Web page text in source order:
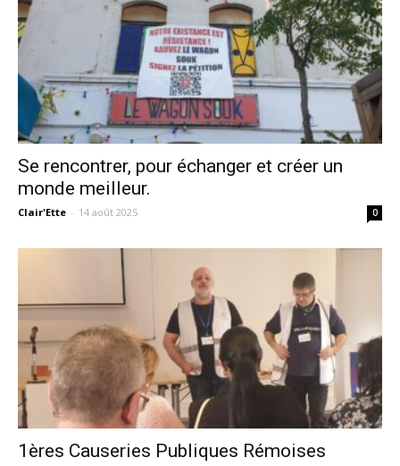
sans-
voix
Se rencontrer, pour échanger et créer un
monde meilleur.
Clair'Ette - 14 août 2025 0
1ères Causeries Publiques Rémoises